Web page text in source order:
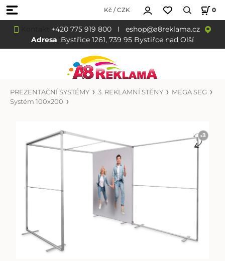
Kč / CZK 0
+420 775 919 800I
eshop@a8reklama.cz
Adresa: Bystřice 1261, 739 95 Bystiřce nad Olší
PREZENTAČNÍ SYSTÉMY 3. REKLAMNÍ STĚNY
MEGA SEG
Systém 100x200